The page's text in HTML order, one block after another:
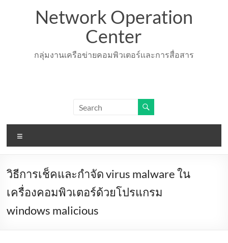
Network Operation
Center
กลุ่มงานเครือข่ายคอมพิวเตอร์เเละการสื่อสาร
วิธีการเช็คและกำจัด virus malware ใน
เครื่องคอมพิวเตอร์ด้วยโปรแกรม
windows malicious